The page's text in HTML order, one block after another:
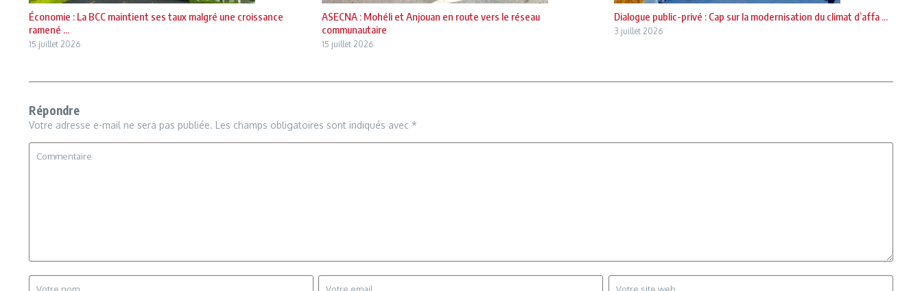
Économie : La BCC maintient ses taux malgré une croissance
ramené ...
15 juillet 2026
ASECNA : Mohéli et Anjouan en route vers le réseau
communautaire
15 juillet 2026
Dialogue public-privé : Cap sur la modernisation du climat d’affa ...
3 juillet 2026
Répondre
Votre adresse e-mail ne sera pas publiée. Les champs obligatoires sont indiqués avec *